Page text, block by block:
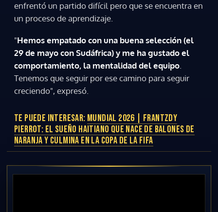
enfrentó un partido difícil pero que se encuentra en
un proceso de aprendizaje.
"Hemos empatado con una buena selección (el
29 de mayo con Sudáfrica) y me ha gustado el
comportamiento, la mentalidad del equipo
Tenemos que seguir por ese camino para seguir
creciendo", expresó.
TE PUEDE INTERESAR: MUNDIAL 2026 | FRANTZDY
PIERROT: EL SUEÑO HAITIANO QUE NACE DE BALONES DE
NARANJA Y CULMINA EN LA COPA DE LA FIFA